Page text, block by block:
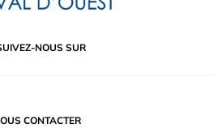
NOUS SUR
CONTACTER